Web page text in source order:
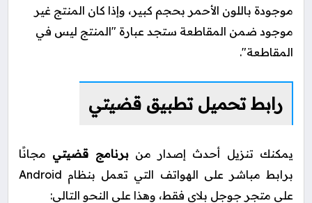
موجودة باللون الأحمر بحجم كبير، وإذا كان المنتج غير
موجود ضمن المقاطعة ستجد عبارة "المنتج ليس في
المقاطعة".
رابط تحميل تطبيق قضيتي
يمكنك تنزيل أحدث إصدار منبرنامج قضيتي مجانًا
برابط مباشر على الهواتف التي تعمل بنظام Android
على متجر جوجل بلاي فقط، وهذا على النحو التالي: